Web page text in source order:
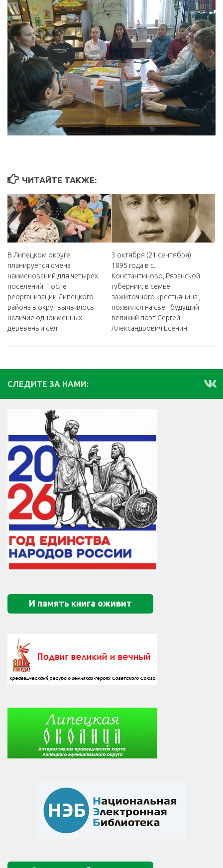
ЧИТАЙТЕ ТАКЖЕ:
В Липецком округе
планируется смена
наименований для четырех
поселений. После
реорганизации Липецкого
района в округ выявилось
наличие одноименных
деревень и сел.
3 октября (21 сентября)
1895 года в с.
Константиново, Рязанской
губернии, в семье
зажиточного крестьянина ,
появился на свет будущий
великий поэт Сергей
Александрович Есенин.
СЛЕДИТЕ ЗА НАМИ:
И память книга оживит